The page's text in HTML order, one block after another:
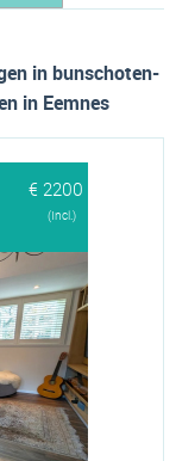
in bunschoten-
in Eemnes
€ 2200
(Incl.)